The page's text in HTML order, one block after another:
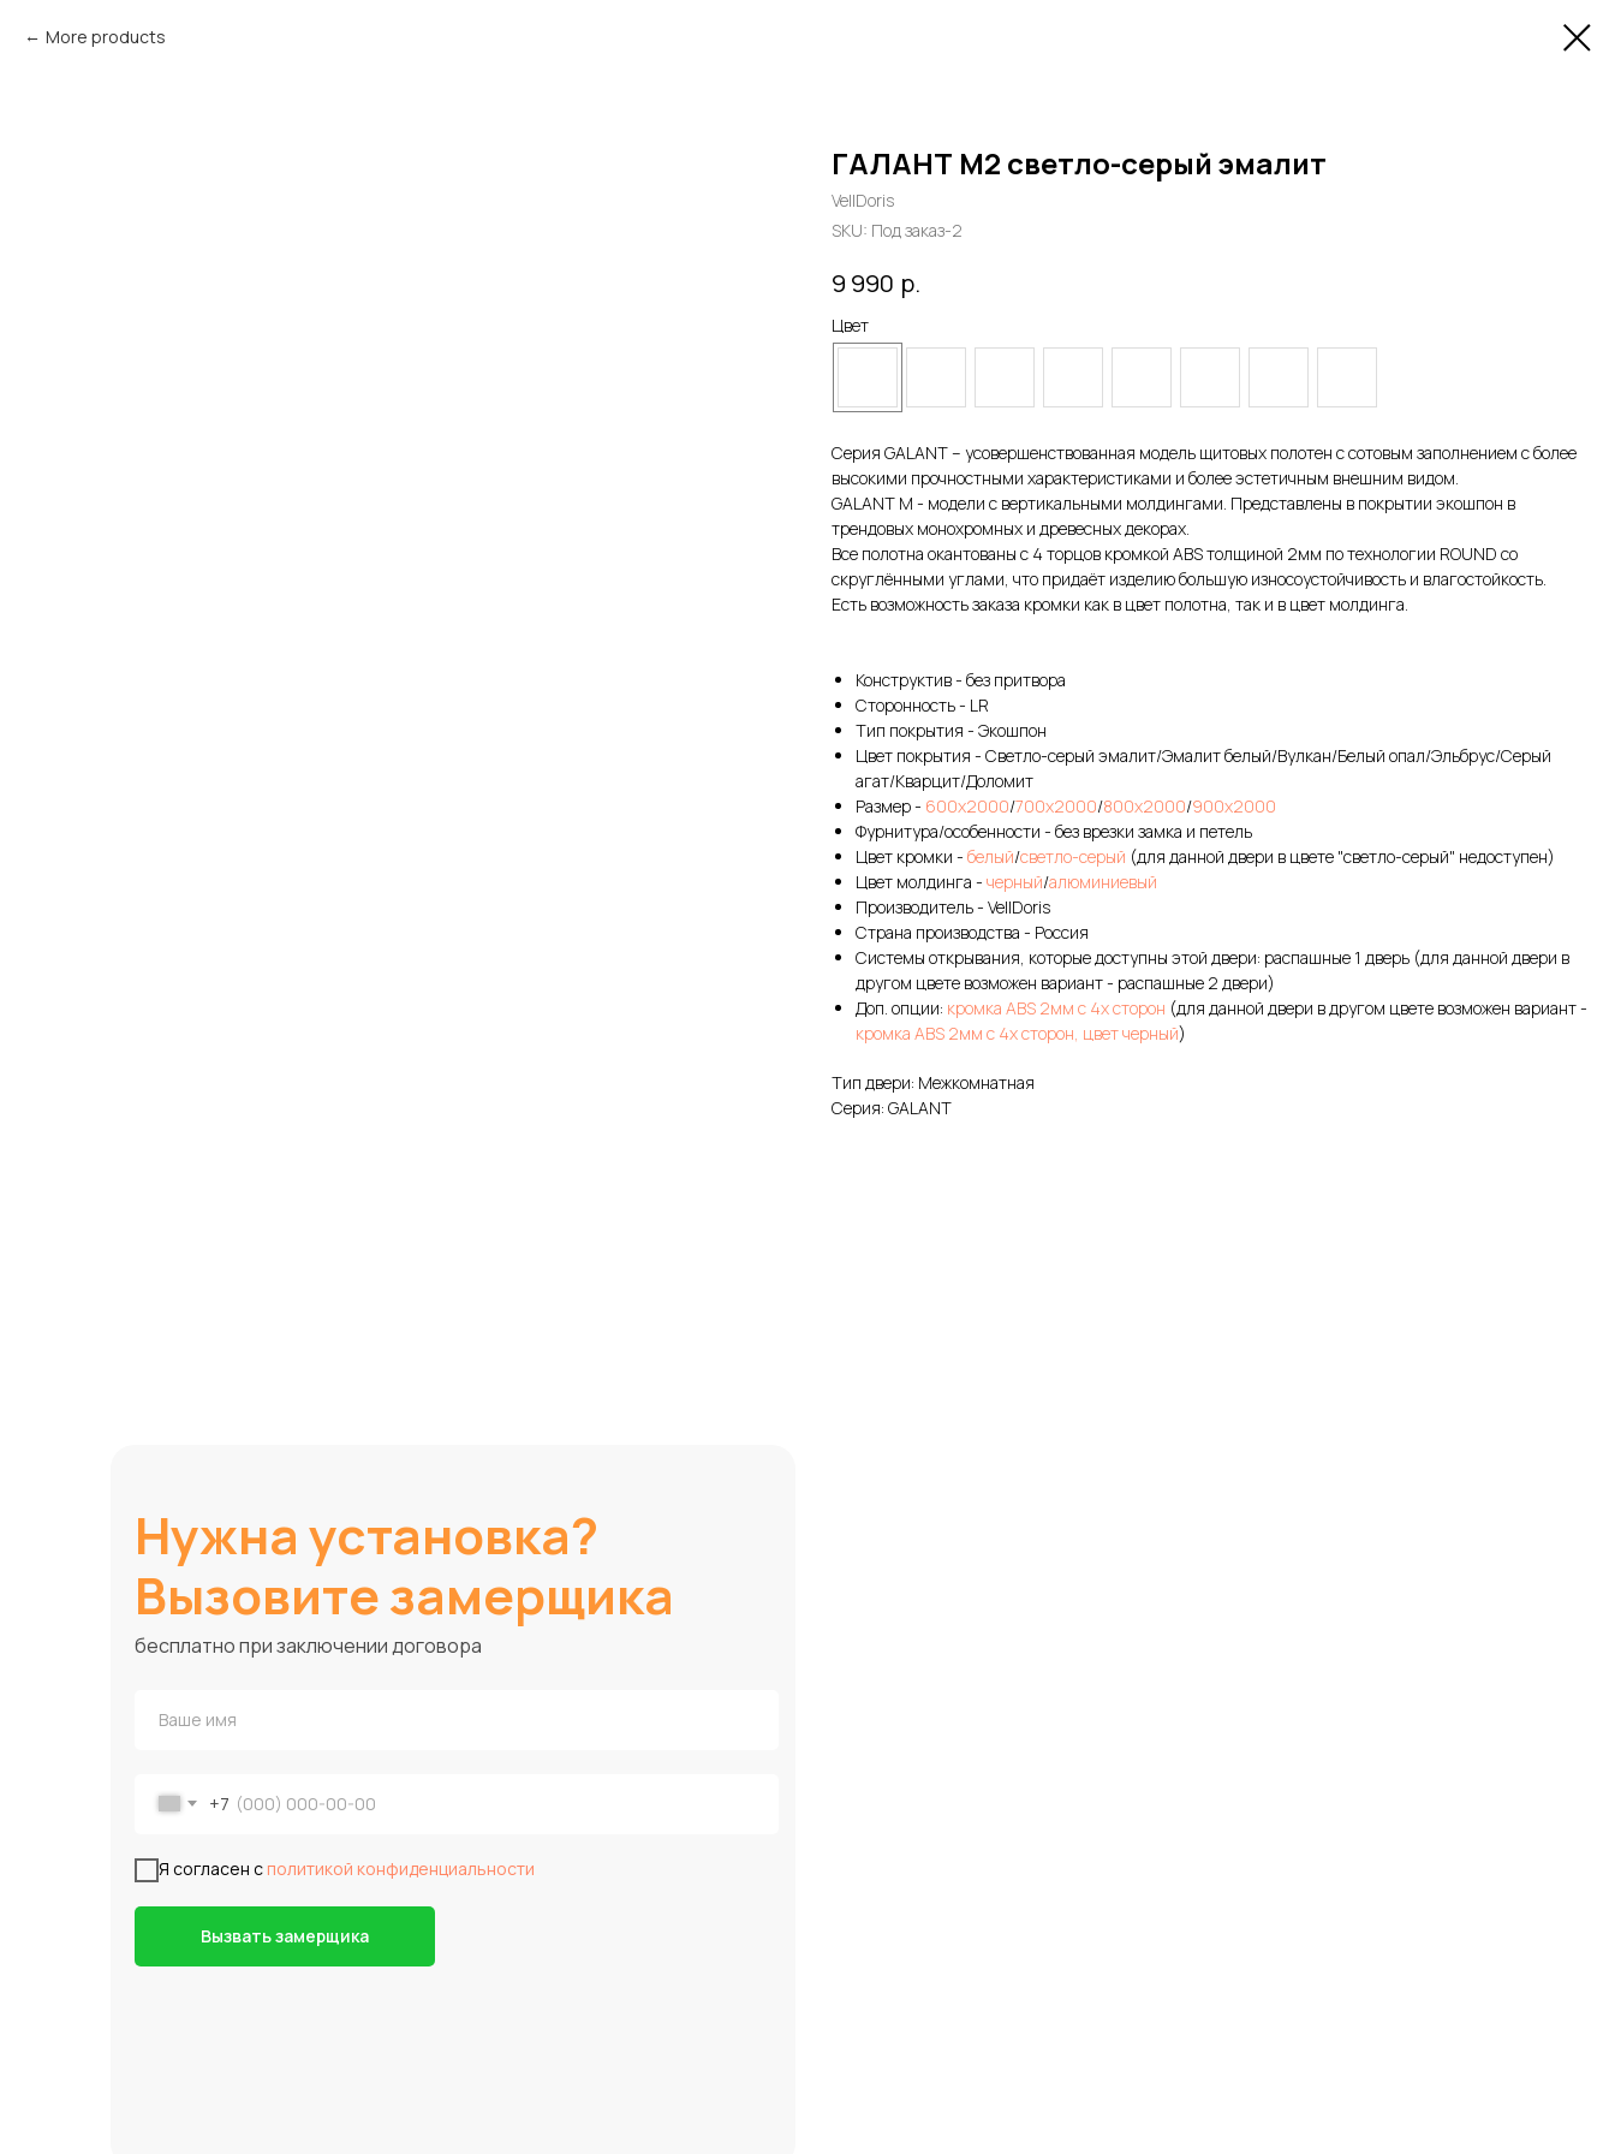
More products
ГАЛАНТ М2 светло-серый эмалит
VellDoris
SKU: Под заказ-2
9 990 р.
Цвет
Серия GALANT – усовершенствованная модель щитовых полотен c сотовым заполнением с более
высокими прочностными характеристиками и более эстетичным внешним видом.
GALANT M - модели с вертикальными молдингами. Представлены в покрытии экошпон в
трендовых монохромных и древесных декорах.
Все полотна окантованы с 4 торцов кромкой ABS толщиной 2мм по технологии ROUND со
скруглёнными углами, что придаёт изделию большую износоустойчивость и влагостойкость.
Есть возможность заказа кромки как в цвет полотна, так и в цвет молдинга.
Конструктив - без притвора
Сторонность - LR
Тип покрытия - Экошпон
Цвет покрытия - Светло-серый эмалит/Эмалит белый/Вулкан/Белый опал/Эльбрус/Серый
агат/Кварцит/Доломит
Размер - 600х2000/700х2000/800х2000/900х2000
Фурнитура/особенности - без врезки замка и петель
Цвет кромки - белый/светло-серый (для данной двери в цвете "светло-серый" недоступен)
Цвет молдинга - черный/алюминиевый
Производитель - VellDoris
Страна производства - Россия
Системы открывания, которые доступны этой двери: распашные 1 дверь (для данной двери в
другом цвете возможен вариант - распашные 2 двери)
Доп. опции: кромка ABS 2мм с 4х сторон (для данной двери в другом цвете возможен вариант -
кромка ABS 2мм с 4х сторон, цвет черный)
Тип двери: Межкомнатная
Серия: GALANT
Нужна установка?
Вызовите замерщика
+7
Я согласен с политикой конфиденциальности
Вызвать замерщика
бесплатно при заключении договора